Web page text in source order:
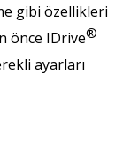
gibi özellikleri
önce IDrive®
ayarları